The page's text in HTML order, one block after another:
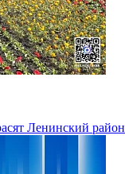
Ленинский район